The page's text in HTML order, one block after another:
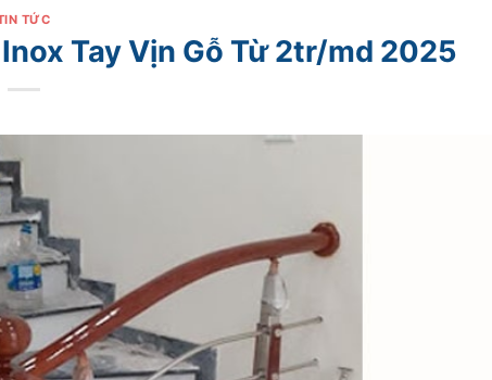
TỨC
Tay Vịn Gỗ Từ 2tr/md 2025